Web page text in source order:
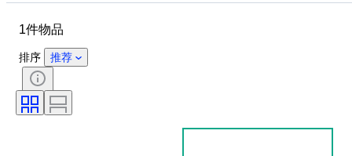
Alcohol Percent List
1件物品
排序 推荐